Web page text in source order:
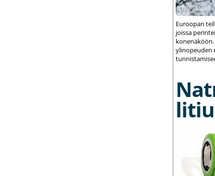
Euroopan
joissa
ylinopeuden